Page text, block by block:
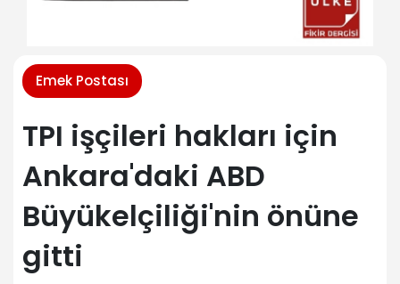
Emek Postası
TPI işçileri hakları için
Ankara'daki ABD
Büyükelçiliği'nin önüne
gitti